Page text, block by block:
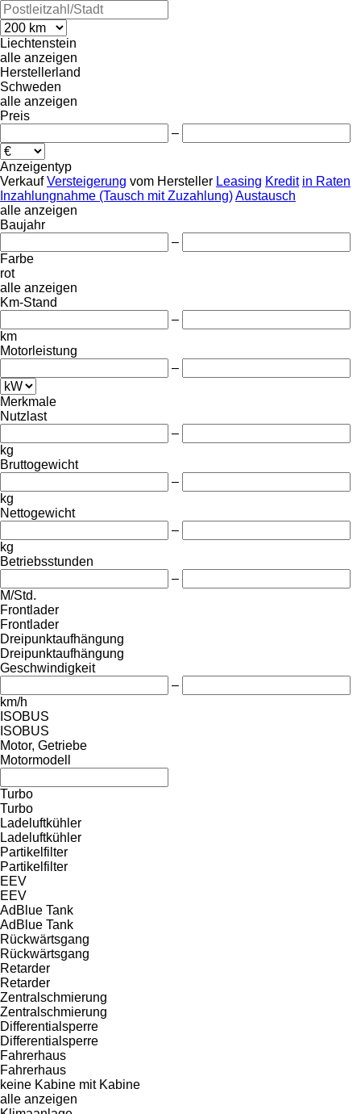
Liechtenstein
alle anzeigen
Herstellerland
Schweden
alle anzeigen
Preis
–
Anzeigentyp
Verkauf Versteigerung vom Hersteller Leasing Kredit in Raten
Inzahlungnahme (Tausch mit Zuzahlung)Austausch
alle anzeigen
Baujahr
–
Farbe
rot
alle anzeigen
Km-Stand
–
km
Motorleistung
–
Merkmale
Nutzlast
–
kg
Bruttogewicht
–
kg
Nettogewicht
–
kg
Betriebsstunden
–
M/Std.
Frontlader
Frontlader
Dreipunktaufhängung
Dreipunktaufhängung
Geschwindigkeit
–
km/h
ISOBUS
ISOBUS
Motor, Getriebe
Motormodell
Turbo
Turbo
Ladeluftkühler
Ladeluftkühler
Partikelfilter
Partikelfilter
EEV
EEV
AdBlue Tank
AdBlue Tank
Rückwärtsgang
Rückwärtsgang
Retarder
Retarder
Zentralschmierung
Zentralschmierung
Differentialsperre
Differentialsperre
Fahrerhaus
Fahrerhaus
keine Kabine mit Kabine
alle anzeigen